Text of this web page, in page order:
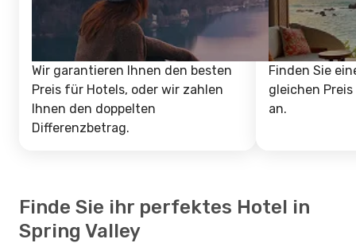
Wir garantieren Ihnen den besten
Preis für Hotels, oder wir zahlen
Ihnen den doppelten
Differenzbetrag.
Finden Sie
gleichen
an.
Finde Sie ihr perfektes Hotel in
Spring Valley